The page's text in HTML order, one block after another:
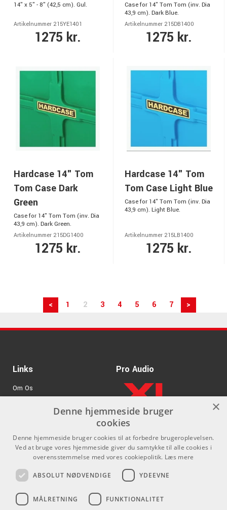
14" x 5" - 8" (42,5 cm). Gul.
Artikelnummer 215YE1401
1275 kr.
Case for 14" Tom Tom (inv. Dia
43,9 cm). Dark Blue.
Artikelnummer 215DB1400
1275 kr.
Hardcase 14" Tom
Tom Case Dark
Green
Case for 14" Tom Tom (inv. Dia
43,9 cm). Dark Green.
Artikelnummer 215DG1400
1275 kr.
Hardcase 14" Tom
Tom Case Light Blue
Case for 14" Tom Tom (inv. Dia
43,9 cm). Light Blue.
Artikelnummer 215LB1400
1275 kr.
< 1 2 3 4 5 6 7 >
Links
Om Os
GDPR & Cookies
Pro Audio
.
Kontakt
Som privatperson kan du ikke
købe på denne hjemmeside, alt
Sociale medier
×
Denne hjemmeside bruger
cookies
Denne hjemmeside bruger cookies til at forbedre brugeroplevelsen.
Ved at bruge vores hjemmeside giver du samtykke til alle cookies i
overensstemmelse med vores cookiepolitik. Læs mere
ABSOLUT NØDVENDIGE YDEEVNE
MÅLRETNING FUNKTIONALITET